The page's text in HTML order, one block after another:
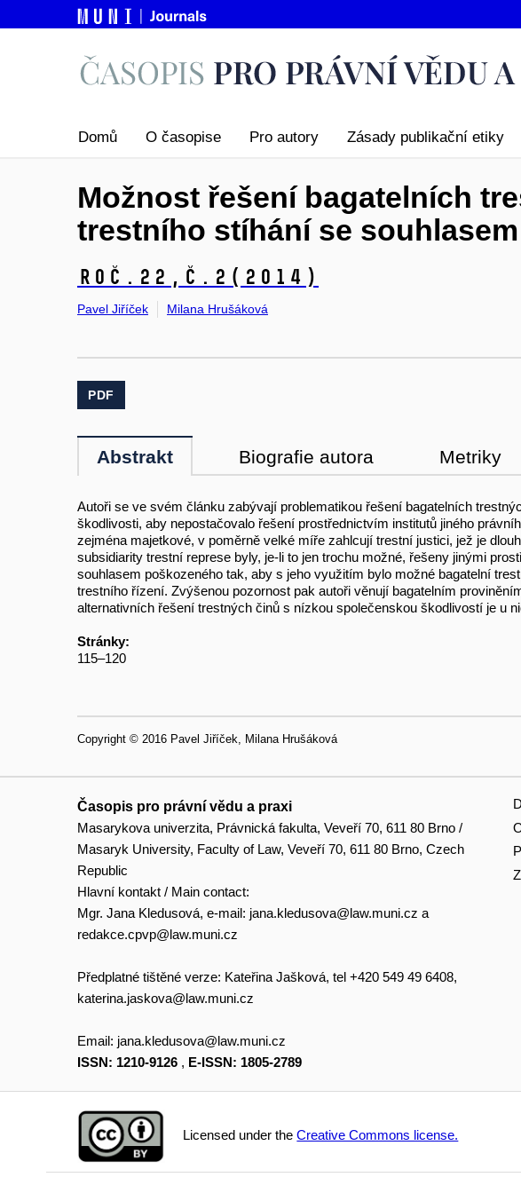
Domů O časopise Pro autory Zásady publikační etiky
Možnost řešení bagatelních
trestního stíhání se
Roč.22, č.2 (2014)
Pavel Jiříček Milana Hrušáková
PDF
Abstrakt Biografie autora Metriky
Autoři se ve svém článku zabývají problematikou řešení bagatelních
škodlivosti, aby nepostačovalo řešení prostřednictvím institutů jiného
zejména majetkové, v poměrně velké míře zahlcují trestní justici, jež je
subsidiarity trestní represe byly, je-li to jen trochu možné, řešeny jinými
souhlasem poškozeného tak, aby s jeho využitím bylo možné bagatelní
trestního řízení. Zvýšenou pozornost pak autoři věnují bagatelním
alternativních řešení trestných činů s nízkou společenskou škodlivostí je u
Stránky:
115–120
Copyright © 2016 Pavel Jiříček, Milana Hrušáková
Časopis pro právní vědu a praxi
Masarykova univerzita, Právnická fakulta, Veveří 70, 611 80 Brno /
Masaryk University, Faculty of Law, Veveří 70, 611 80 Brno, Czech
Republic
Hlavní kontakt / Main contact:
Mgr. Jana Kledusová, e-mail: jana.kledusova@law.muni.cz a
redakce.cpvp@law.muni.cz
Předplatné tištěné verze: Kateřina Jašková, tel +420 549 49 6408,
katerina.jaskova@law.muni.cz
Email: jana.kledusova@law.muni.cz
ISSN: 1210-9126 , E-ISSN: 1805-2789
Licensed under theCreative Commons license.